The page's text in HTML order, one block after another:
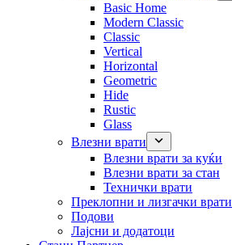
Basic Home
Modern Classic
Classic
Vertical
Horizontal
Geometric
Hide
Rustic
Glass
Влезни врати
Влезни врати за куќи
Влезни врати за стан
Технички врати
Преклопни и лизгачки врати
Подови
Лајсни и додатоци